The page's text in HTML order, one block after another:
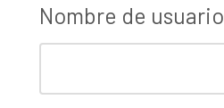
Nombre de usuario